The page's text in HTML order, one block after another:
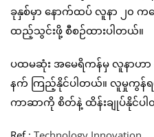
ခုနှစ်မှာ နောက်ထပ် လူနာ ၂၀ ကန
ထည့်သွင်းဖို့ စီစဉ်ထားပါတယ်။
ပထမဆုံး အမေရိကန်မှ လူနာဟာ
နက် ကြည့်နိုင်ပါတယ်။ လူမှုကွန်ရ
ကာဆာကို စိတ်နဲ့ ထိန်းချုပ်နိုင်ပ